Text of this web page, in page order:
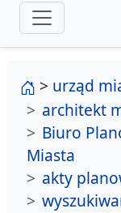
strona
> urząd
architekt
Biuro
Miasta
akty